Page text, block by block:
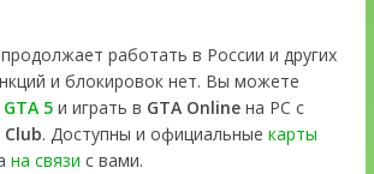
работать в России и других
и блокировок нет. Вы можете
GTA 5и играть в GTA Onlineна PC с
Club. Доступны и официальные карты
на связи с вами.